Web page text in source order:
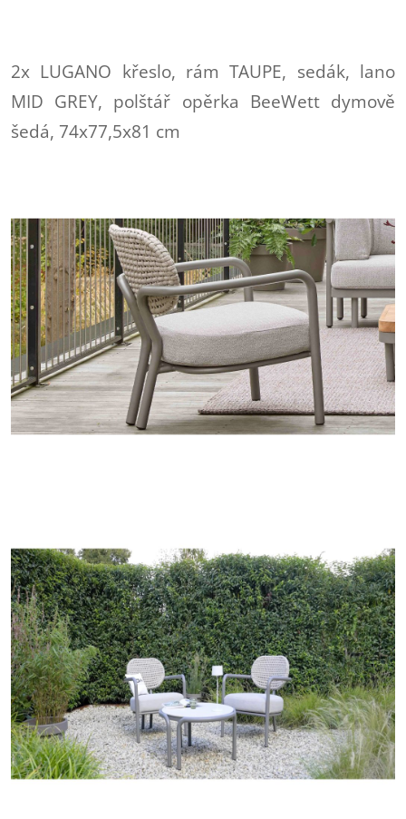
2x LUGANO křeslo, rám TAUPE, sedák, lano
MID GREY, polštář opěrka BeeWett dymově
šedá, 74x77,5x81 cm